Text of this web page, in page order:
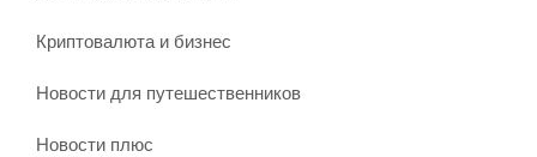
Криптовалюта и бизнес
Новости для путешественников
Новости плюс